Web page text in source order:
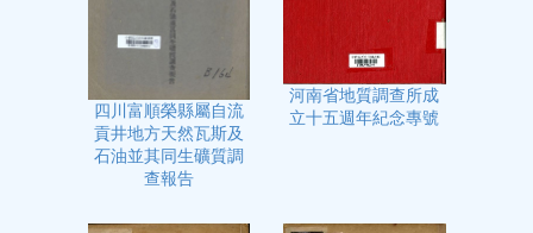
四川富順榮縣屬自流
貢井地方天然瓦斯及
石油並其同生礦質調
查報告
河南省地質調查所成
立十五週年紀念專號